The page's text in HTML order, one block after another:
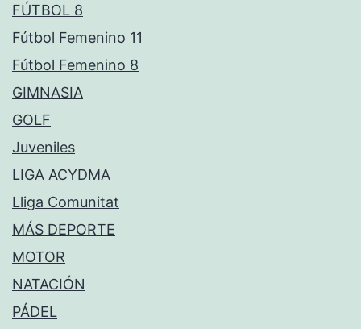
FÚTBOL 8
Fútbol Femenino 11
Fútbol Femenino 8
GIMNASIA
GOLF
Juveniles
LIGA ACYDMA
Lliga Comunitat
MÁS DEPORTE
MOTOR
NATACIÓN
PÁDEL